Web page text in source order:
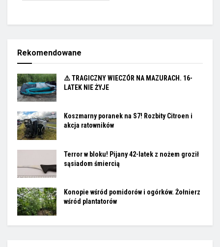
Rekomendowane
⚠️ TRAGICZNY WIECZÓR NA MAZURACH. 16-
LATEK NIE ŻYJE
Koszmarny poranek na S7! Rozbity Citroen i
akcja ratowników
Terror w bloku! Pijany 42-latek z nożem groził
sąsiadom śmiercią
Konopie wśród pomidorów i ogórków. Żołnierz
wśród plantatorów